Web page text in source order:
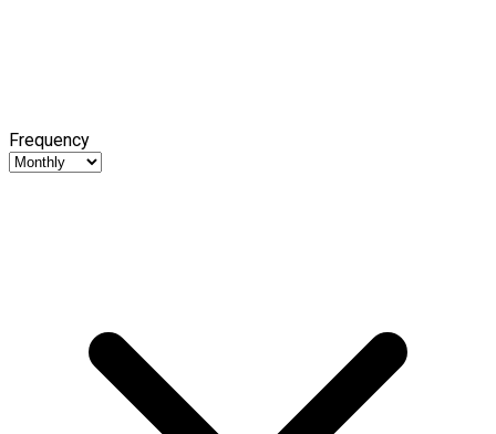
Frequency